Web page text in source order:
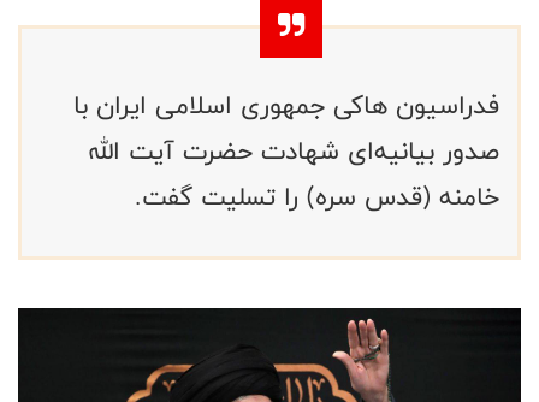
فدراسیون هاکی جمهوری اسلامی ایران با
صدور بیانیه‌ای شهادت حضرت آیت الله
خامنه (قدس سره) را تسلیت گفت.